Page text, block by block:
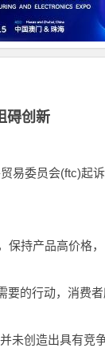
碍创新
易委员会(ftc)起
保持产品高价格
要的行动，消费
未创造出具有竞